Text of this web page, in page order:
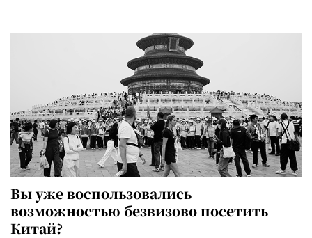
Вы уже воспользовались
возможностью безвизово посетить
Китай?